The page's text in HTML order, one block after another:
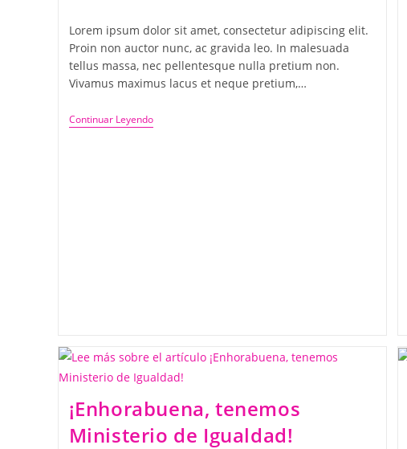
Lorem ipsum dolor sit amet, consectetur adipiscing elit.
Proin non auctor nunc, ac gravida leo. In malesuada
tellus massa, nec pellentesque nulla pretium non.
Vivamus maximus lacus et neque pretium,…
Continuar Leyendo
¡Enhorabuena, tenemos
Ministerio de Igualdad!